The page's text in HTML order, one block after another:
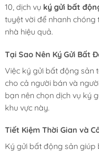
10, dịch vụ ký gửi bất
tuyệt vời để nhanh
nhà hiệu quả.
Tại Sao Nên Ký Gửi Bất
Việc ký gửi bất động sản
cho cả người bán và
bạn nên chọn dịch vụ ký
khu vực này.
Tiết Kiệm Thời Gian và
Ký gửi bất động sản giúp